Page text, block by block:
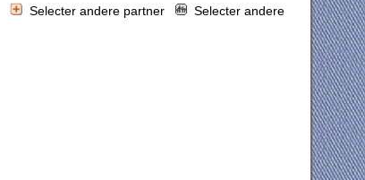
Selecter andere partner
Selecter andere